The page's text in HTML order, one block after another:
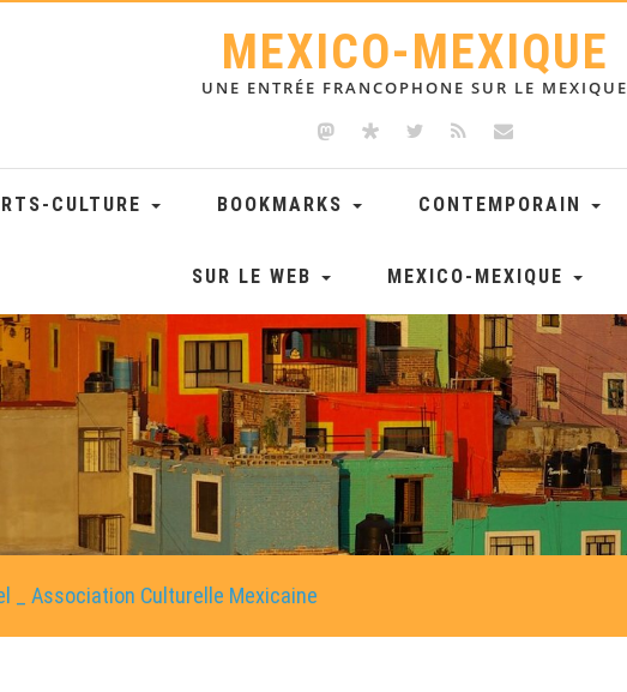
MEXICO-MEXIQUE
UNE ENTRÉE FRANCOPHONE SUR LE MEXIQUE
CULTURE BOOKMARKS CONTEMPORAIN
SUR LE WEB MEXICO-MEXIQUE
_ Association Culturelle Mexicaine